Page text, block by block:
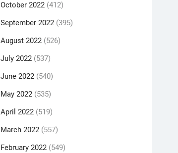
October 2022 (412)
September 2022 (395)
August 2022 (526)
July 2022 (537)
June 2022 (540)
May 2022 (535)
April 2022 (519)
March 2022 (557)
February 2022 (549)